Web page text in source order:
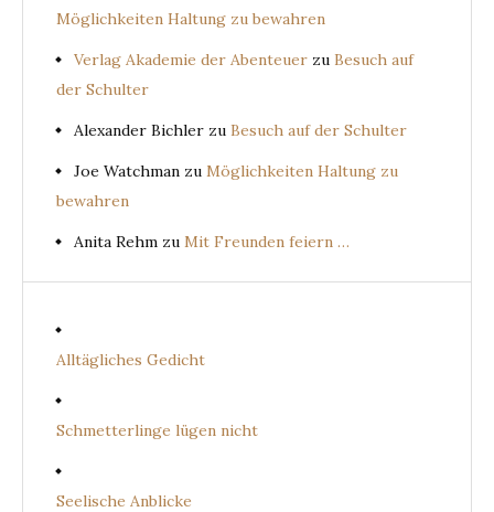
Möglichkeiten Haltung zu bewahren
Verlag Akademie der Abenteuer zu Besuch auf
der Schulter
Alexander Bichler zu Besuch auf der Schulter
Joe Watchman zu Möglichkeiten Haltung zu
bewahren
Anita Rehm zu Mit Freunden feiern …
Alltägliches Gedicht
Schmetterlinge lügen nicht
Seelische Anblicke